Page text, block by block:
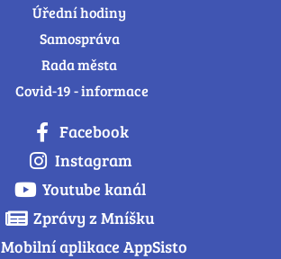
Úřední hodiny
Samospráva
Rada města
Covid-19 - informace
Facebook
Instagram
Youtube kanál
Zprávy z Mníšku
Mobilní aplikace AppSisto